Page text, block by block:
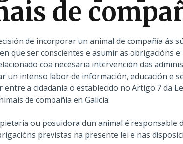
de
de incorporar un animal de compañía ás
que ser conscientes e asumir as obrigacións
coa necesaria intervención das
un intenso labor de información, educación e
entre a cidadanía o establecido no Artigo 7 da
de compañía en Galicia.
ou posuidora dun animal é responsable
previstas na presente lei e nas